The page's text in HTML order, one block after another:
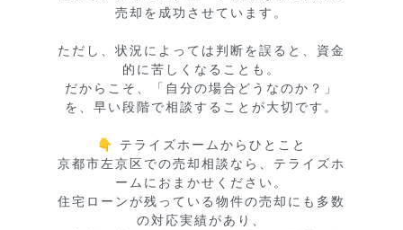
売却を成功させています。
ただし、状況によっては判断を誤ると、資金
的に苦しくなることも。
だからこそ、「自分の場合どうなのか？」
を、早い段階で相談することが大切です。
👇 テライズホームからひとこと
京都市左京区での売却相談なら、テライズホ
ームにおまかせください。
住宅ローンが残っている物件の売却にも多数
の対応実績があり、